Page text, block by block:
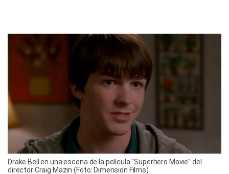
Drake Bell en una escena de la película "Superhero Movie" del
director Craig Mazin (Foto: Dimension Films)